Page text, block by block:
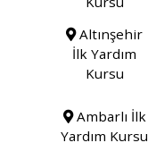
Altınşehir
İlk Yardım
Kursu
Ambarlı İlk
Yardım Kursu